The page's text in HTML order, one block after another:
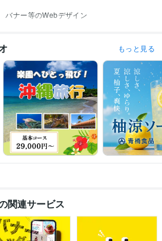
バナー等のWebデザイン
もっと見る
関連サービス